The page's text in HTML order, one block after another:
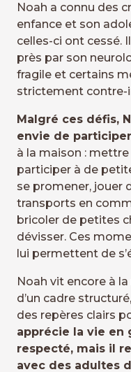
Noah a connu des
enfance et son
celles-ci ont cessé.
près par son
fragile et certains
strictement contre-
Malgré ces défis,
envie de
à la maison :
participer à de
se promener, jouer
transports en
bricoler de petites
dévisser. Ces
lui permettent de
Noah vit encore à
d’un cadre
des repères clairs
apprécie la vie en
respecté, mais il
avec des adultes